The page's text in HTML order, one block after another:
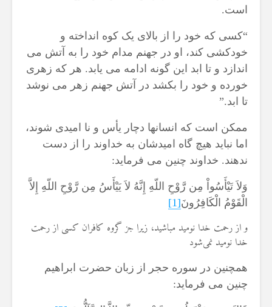
است.
“کسی که خود را از بالای یک کوه انداخته و
خودکشی کند، او در جهنم مدام خود را به آتش می
اندازد و تا ابد این گونه ادامه می یابد. هر که زهری
خورده و خود را بکشد در آتش جهنم زهر می نوشد
تا ابد.”
ممکن است که انسانها دچار یأس و نا امیدی شوند،
اما نباید هیچ گاه امیدشان به خداوند را از دست
ندهند. خداوند چنین می فرماید:
وَلاَ تَيْأَسُواْ مِن رَّوْحِ اللّهِ إِنَّهُ لاَ يَيْأَسُ مِن رَّوْحِ اللّهِ إِلاَّ
الْقَوْمُ الْكَافِرُونَ[1]
و از رحمت خدا نوميد مباشيد، زيرا جز گروه كافران كسى از رحمت
خدا نوميد نمى‌شود
همچنین در سوره حجر از زبان حضرت ابراهیم
چنین می فرماید: